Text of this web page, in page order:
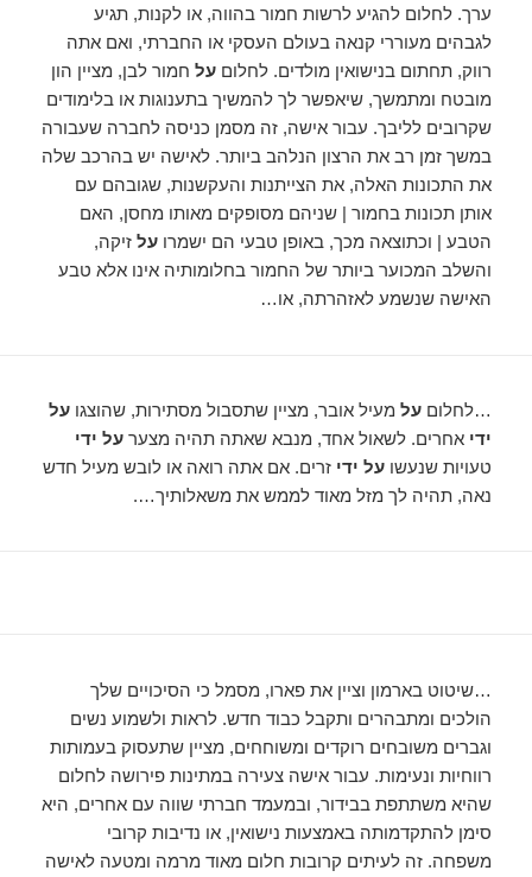
ערך. לחלום להגיע לרשות חמור בהווה, או לקנות, תגיע
לגבהים מעוררי קנאה בעולם העסקי או החברתי, ואם אתה
רווק, תחתום בנישואין מולדים. לחלוםעל חמור לבן, מציין הון
מובטח ומתמשך, שיאפשר לך להמשיך בתענוגות או בלימודים
שקרובים לליבך. עבור אישה, זה מסמן כניסה לחברה שעבורה
במשך זמן רב את הרצון הנלהב ביותר. לאישה יש בהרכב שלה
את התכונות האלה, את הצייתנות והעקשנות, שגובהם עם
אותן תכונות בחמור | שניהם מסופקים מאותו מחסן, האם
הטבע | וכתוצאה מכך, באופן טבעי הם ישמרועל זיקה,
והשלב המכוער ביותר של החמור בחלומותיה אינו אלא טבע
האישה שנשמע לאזהרתה, או…
…לחלוםעל מעיל אובר, מציין שתסבול מסתירות, שהוצגועל
ידי אחרים. לשאול אחד, מנבא שאתה תהיה מצערעל ידי
טעויות שנעשועל ידי זרים. אם אתה רואה או לובש מעיל חדש
נאה, תהיה לך מזל מאוד לממש את משאלותיך….
…שיטוט בארמון וציין את פארו, מסמל כי הסיכויים שלך
הולכים ומתבהרים ותקבל כבוד חדש. לראות ולשמוע נשים
וגברים משובחים רוקדים ומשוחחים, מציין שתעסוק בעמותות
רווחיות ונעימות. עבור אישה צעירה במתינות פירושה לחלום
שהיא משתתפת בבידור, ובמעמד חברתי שווה עם אחרים, היא
סימן להתקדמותה באמצעות נישואין, או נדיבות קרובי
משפחה. זה לעיתים קרובות חלום מאוד מרמה ומטעה לאישה